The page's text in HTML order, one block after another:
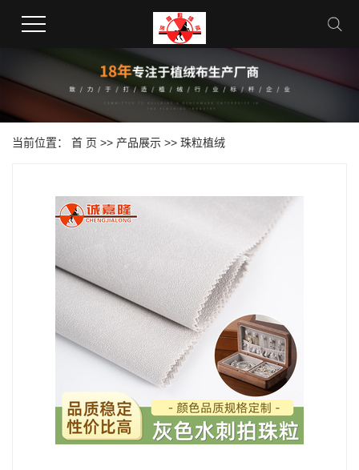
当前位置： 首 页 >> 产品展示 >> 珠粒植绒